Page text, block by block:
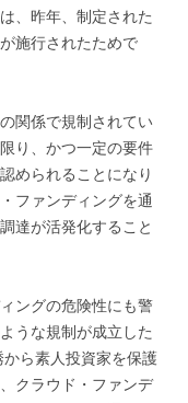
、昨年、制定された
施行されたためで
関係で規制されてい
り、かつ一定の要件
められることになり
ファンディングを通
達が活発化すること
ングの危険性にも警
うな規制が成立した
ら素人投資家を保護
クラウド・ファンデ